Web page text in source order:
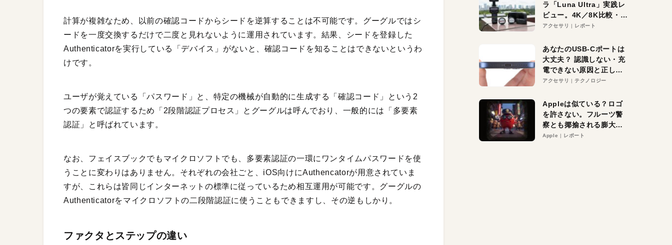
計算が複雑なため、以前の確認コードからシードを逆算することは不可能です。グーグルではシ
ードを一度交換するだけで二度と見れないように運用されています。結果、シードを登録した
Authenticatorを実行している「デバイス」がないと、確認コードを知ることはできないというわ
けです。
ユーザが覚えている「パスワード」と、特定の機械が自動的に生成する「確認コード」という2
つの要素で認証するため「2段階認証プロセス」とグーグルは呼んでおり、一般的には「多要素
認証」と呼ばれています。
なお、フェイスブックでもマイクロソフトでも、多要素認証の一環にワンタイムパスワードを使
うことに変わりはありません。それぞれの会社ごと、iOS向けにAuthencatorが用意されていま
すが、これらは皆同じインターネットの標準に従っているため相互運用が可能です。グーグルの
Authenticatorをマイクロソフトの二段階認証に使うこともできますし、その逆もしかり。
ファクタとステップの違い
ラ「Luna Ultra」実践レ
ビュー。4K／8K比較・ズ
ーム・夜間撮影をチェッ
アクセサリ レポート
あなたのUSB-Cポートは
大丈夫？ 認識しない・充
電できない原因と正しい
対策
アクセサリ テクノロジー
Appleは似ている？ロゴ
を許さない。フルーツ警
察とも揶揄される膨大な
異議申し立て。対象は非
Apple レポート